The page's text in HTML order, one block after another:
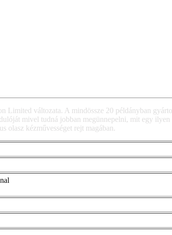
változata. A mindössze 20 példányban
mivel tudná jobban megünnepelni, mit egy
olasz kézművességet rejt magában.